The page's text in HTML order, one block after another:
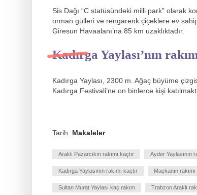
Sis Dağı “C statüsündeki milli park” olarak
orman gülleri ve rengarenk çiçeklere ev
Giresun Havaalanı’na 85 km uzaklıktadır.
Kadırga Yaylası’nın
Kadırga Yaylası, 2300 m. Ağaç büyüme
Kadırga Festivali’ne on binlerce kişi
Tarih: Makaleler
Araklı Pazarcıkın rakımı kaçtır Ayder Yaylasının
Kadırga Yaylasının rakımı kaçtır Maçkanın
Sultan Murat Yaylası kaç rakım Trabzon Araklı